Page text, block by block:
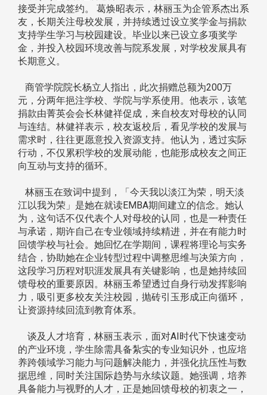
接受并完成签约。 葛焕昭表示，林丽玉为企管系杰出系
友，长期关注母校发展，并持续透过设立奖学金与捐款
支持学生学习与校园建设。毕业以来已设立多项奖学
金，并投入校园环境改善与院系发展，对学校发展具有
长期意义。
商管学院院长杨立人指出，此次捐赠总额为200万
元，分两年挹注学校、学院与学系使用。他表示，该笔
捐款由菁英会会长林健祥促成，来自校友对母校的认同
与连结。林健祥表示，校友返校后，看见学校的发展与
需求时，往往更愿意投入资源支持。他认为，透过实际
行动，不仅累积学校的发展动能，也能形成校友之间正
向互动与支持的循环。
林丽玉在致词中提到，「今天我以淡江为荣，明天淡
江以我为荣」是她在就读EMBA期间建立的信念。她认
为，这句话不仅代表个人对母校的认同，也是一种责任
与承诺，期许自己在专业领域持续精进，并在有能力时
回馈学校与社会。她回忆在学期间，课程将理论与实务
结合，协助她在企业转型过程中调整思维与决策方向，
这段学习历程对职涯发展具有关键影响，也是她持续回
馈母校的重要原因。林丽玉希望透过自身行动发挥影响
力，吸引更多校友关注校园，抛砖引玉形成正向循环，
让资源持续回流到教育体系。
谈及人才培育，林丽玉表示，面对AI时代下快速变动
的产业环境，学生除需具备紮实的专业知识外，也应培
养跨领域学习能力与问题解决能力，并强化抗压性与数
据思维，同时关注国际趋势与永续议题。她强调，培养
具备能力与视野的人才，正是她回馈母校的初衷之一，